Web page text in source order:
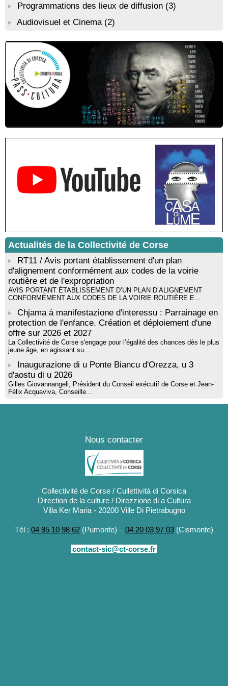
Diane Egault autour de son livre “Memento vivere” - Mediateca
Conférence théâtralisée : "1943, le réveil de la Corse" animée
par Benjamin Casinelli - Salle A Scena - Santa Lucia di
Portivechju
Conférence théâtralisée : "Théodore, l’homme qui voulut être
roi des Corses" animée par Benjamin Casinelli - Salle du Conseil
municipal - Zonza
Conférence : "Pratiques magico-religieuses et rituels de
protection de la Corse agro-pastorale" animée par Jean-Jacques
Andreani - Bucugnà / Zonza
Sardegna - Mediateca di castagniccia Mare è monti - I Fulelli
Résidence d’écriture et de recherche de l’écrivaine Cécilia
Castelli - Institut Mémoires de l'Edition Contemporaine - Caen /
Médiathèque de Castagniccia Mare et Monti - I Fulelli
Rencontre / dédicace avec Lucrèce Luciani autour de son
livre « La ballade du pendu du Niolu» - Mediateca territuriale di
Mise en musique d’un livre jeunesse par Annik Meschinet,
musicienne pédagogue : Ateliers d’expression sonore, vocale,
rythmique et corporelle - Mediateca territuriale di Santa Lucia di
Tallà
! Événement reporté ! Cycle de conférences peinture animé
par Alexandre Dominati - Mediateca territuriale di Santa Lucia di
Tallà
Programmations des lieux de diffusion (3)
Audiovisuel et Cinema (2)
Actualités de la Collectivité de Corse
RT11 / Avis portant établissement d'un plan
d'alignement conformément aux codes de la voirie
routière et de l'expropriation
AVIS PORTANT ÉTABLISSEMENT D’UN PLAN D’ALIGNEMENT
CONFORMÉMENT AUX CODES DE LA VOIRIE ROUTIÈRE E...
Chjama à manifestazione d'interessu : Parrainage en
protection de l'enfance. Création et déploiement d'une
offre sur 2026 et 2027
La Collectivité de Corse s'engage pour l’égalité des chances dès le plus
jeune âge, en agissant su...
Inaugurazione di u Ponte Biancu d'Orezza, u 3
d'aostu di u 2026
Gilles Giovannangeli, Président du Conseil exécutif de Corse et Jean-
Félix Acquaviva, Conseille...
Nous contacter
Collectivité de Corse / Cullettività di Corsica
Direction de la culture / Direzzione di a Cultura
Villa Ker Maria - 20200 Ville Di Pietrabugno
Tél : 04 95 10 98 62 (Pumonte) –04 20 03 97 03 (Cismonte)
contact-sic@ct-corse.fr